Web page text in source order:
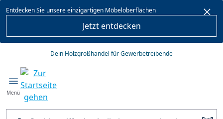
springen
Entdecken Sie unsere einzigartigen Möbeloberflächen
Jetzt entdecken
Dein Holzgroßhandel für Gewerbetreibende
Menü